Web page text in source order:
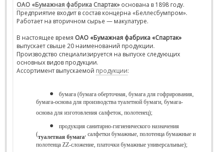
ОАО «Бумажная фабрика Спартак» основана в 1898 году.
Предприятие входит в состав концерна «Беллесбумпром».
Работает на вторичном сырье — макулатуре.
В настоящее время ОАО «Бумажная фабрика «Спартак»
выпускает свыше 20 наименований продукции.
Производство специализируется на выпуске следующих
основных видов продукции.
Ассортимент выпускаемой продукции:
бумага (бумага оберточная, бумага для гофрирования,
бумага-основа для производства туалетной бумаги, бумага-
основа для изготовления салфеток, полотенец);
продукция санитарно-гигиенического назначения
(туалетная бумага, салфетки бумажные, полотенца бумажные и
полотенца ZZ-сложение, платочки бумажные универсальные);